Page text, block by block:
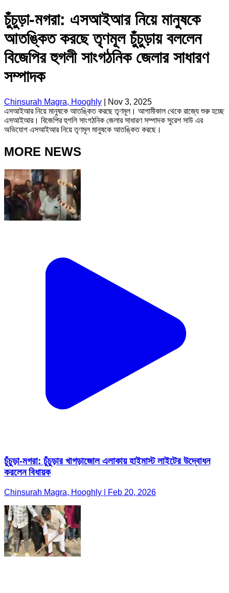
চুঁচুড়া-মগরা: এসআইআর নিয়ে মানুষকে
আতঙ্কিত করছে তৃণমূল চুঁচুড়ায় বললেন
বিজেপির হুগলী সাংগঠনিক জেলার সাধারণ
সম্পাদক
Chinsurah Magra, Hooghly
Nov 3, 2025
এসআইআর নিয়ে মানুষকে আতঙ্কিত করছে তৃণমূল। আগামীকাল থেকে রাজ্যে শুরু হচ্ছে
এসআইআর। বিজেপির হুগলি সাংগঠনিক জেলার সাধারণ সম্পাদক সুরেশ সাউ এর
অভিযোগ এসআইআর নিয়ে তৃণমূল মানুষকে আতঙ্কিত করছে।
MORE NEWS
চুঁচুড়া-মগরা: চুঁচুড়ার খাগড়াজোল এলাকায় হাইমাস্ট লাইটের উদ্বোধন
করলেন বিধায়ক
Chinsurah Magra, Hooghly | Feb 20, 2026